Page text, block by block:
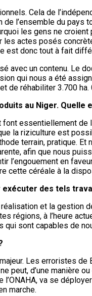
Cela de
l’ensemble du
les gens ne
actes posés
est donc tout à fait
avec un contenu.
qui nous a été
de réhabiliter 3.700
au Niger.
essentiellement
la riziculture est
terrain, pratique.
afin que nous
l’engouement en
cette céréale à la
exécuter des tels
réalisation et la
régions, à l’heure
sont capables de
Les erroristes
peut, d’une manière
va se
marche.